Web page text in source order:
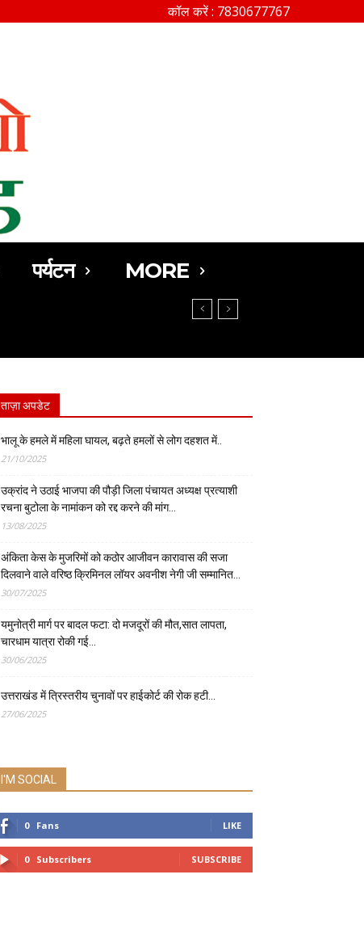
कॉल करें : 7830677767
पर्यटन MORE
ताज़ा अपडेट
भालू के हमले में महिला घायल, बढ़ते हमलों से लोग दहशत में..
21/10/2025
उक्रांद ने उठाई भाजपा की पौड़ी जिला पंचायत अध्यक्ष प्रत्याशी
रचना बुटोला के नामांकन को रद्द करने की मांग…
13/08/2025
अंकिता केस के मुजरिमों को कठोर आजीवन कारावास की सजा
दिलवाने वाले वरिष्ठ क्रिमिनल लॉयर अवनीश नेगी जी सम्मानित…
30/07/2025
यमुनोत्री मार्ग पर बादल फटा: दो मजदूरों की मौत,सात लापता,
चारधाम यात्रा रोकी गई…
30/06/2025
उत्तराखंड में त्रिस्तरीय चुनावों पर हाईकोर्ट की रोक हटी…
27/06/2025
I'M SOCIAL
0 Fans LIKE
0 Subscribers SUBSCRIBE